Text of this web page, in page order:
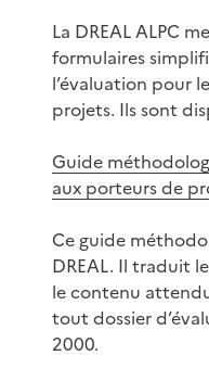
La DREAL ALPC
formulaires
l’évaluation pour
projets. Ils sont
Guide
aux porteurs de
Ce guide
DREAL. Il traduit
le contenu
tout dossier
2000.